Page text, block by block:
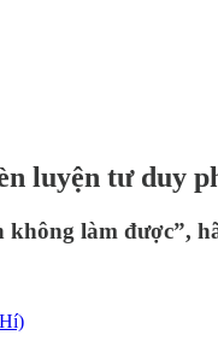
luyện tư duy
làm được”,